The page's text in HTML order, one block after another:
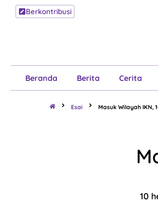
Berkontribusi
Beranda Berita Cerita
Esai Masuk Wilayah IKN,
10